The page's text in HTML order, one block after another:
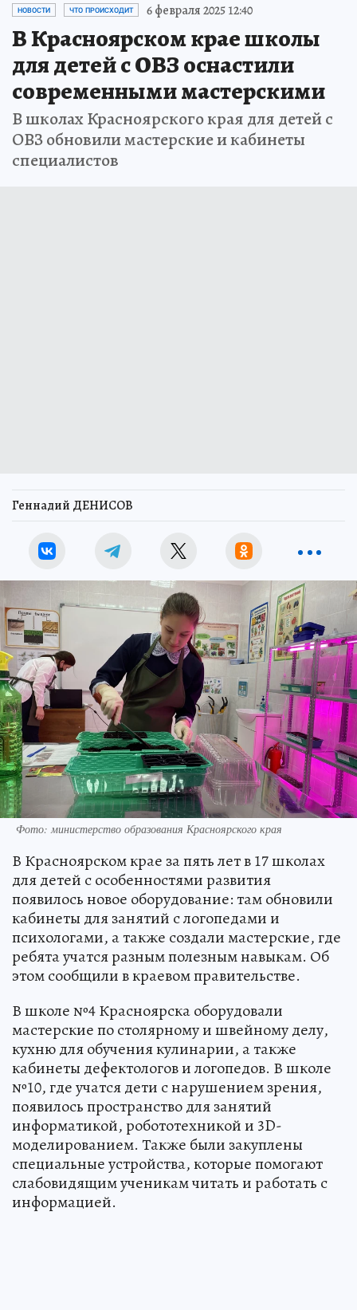
НОВОСТИ ЧТО ПРОИСХОДИТ 6 февраля 2025 12:40
В Красноярском крае школы
для детей с ОВЗ оснастили
современными мастерскими
В школах Красноярского края для детей с
ОВЗ обновили мастерские и кабинеты
специалистов
Геннадий ДЕНИСОВ
Фото: министерство образования Красноярского края
В Красноярском крае за пять лет в 17 школах
для детей с особенностями развития
появилось новое оборудование: там обновили
кабинеты для занятий с логопедами и
психологами, а также создали мастерские, где
ребята учатся разным полезным навыкам. Об
этом сообщили в краевом правительстве.
В школе №4 Красноярска оборудовали
мастерские по столярному и швейному делу,
кухню для обучения кулинарии, а также
кабинеты дефектологов и логопедов. В школе
№10, где учатся дети с нарушением зрения,
появилось пространство для занятий
информатикой, робототехникой и 3D-
моделированием. Также были закуплены
специальные устройства, которые помогают
слабовидящим ученикам читать и работать с
информацией.